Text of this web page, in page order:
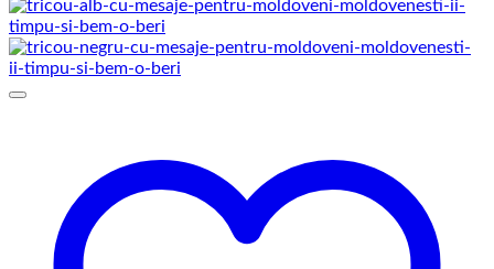
de
prețuri:
69,00 lei
până